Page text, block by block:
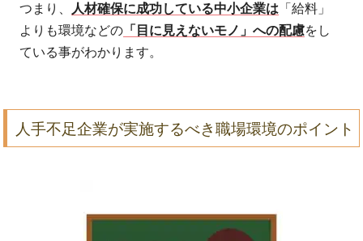
つまり、 人材確保に成功している中小企業は 「給料」
よりも環境などの 「目に見えないモノ」への配慮をし
ている事がわかります。
人手不足企業が実施するべき職場環境のポイント